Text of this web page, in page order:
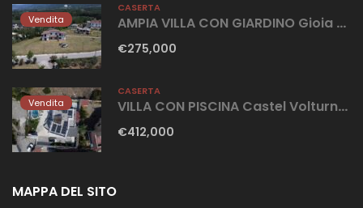
Vendita
CASERTA
AMPIA VILLA CON GIARDINO Gioia Sannitica
€275,000
Vendita
CASERTA
VILLA CON PISCINA Castel Volturno-Parco Europa
€412,000
MAPPA DEL SITO